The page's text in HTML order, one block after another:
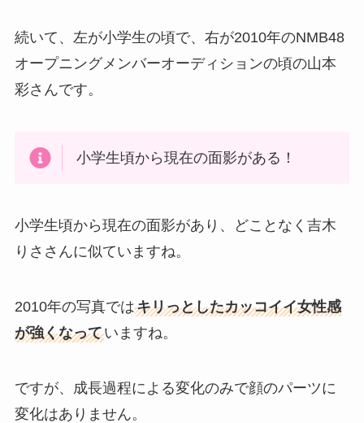
続いて、左が小学生の頃で、右が2010年のNMB48
オープニングメンバーオーディションの頃の山本
彩さんです。
小学生頃から現在の面影がある！
小学生頃から現在の面影があり、どことなく吉木
りささんに似ていますね。
2010年の写真ではキリっとしたカッコイイ女性感
が強くなっていますね。
ですが、成長過程による変化のみで顔のパーツに
変化はありません。